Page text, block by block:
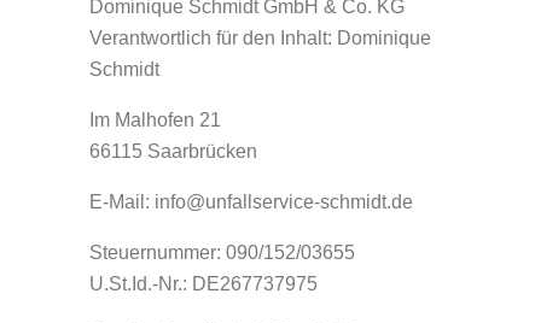
LACKIEREREI
KFZ-TECHNIK
KONTAKT
DISCLAIMER
Dominique Schmidt GmbH & Co. KG
Verantwortlich für den Inhalt: Dominique
Schmidt
Im Malhofen 21
66115 Saarbrücken
E-Mail: info@unfallservice-schmidt.de
Steuernummer: 090/152/03655
U.St.Id.-Nr.: DE267737975